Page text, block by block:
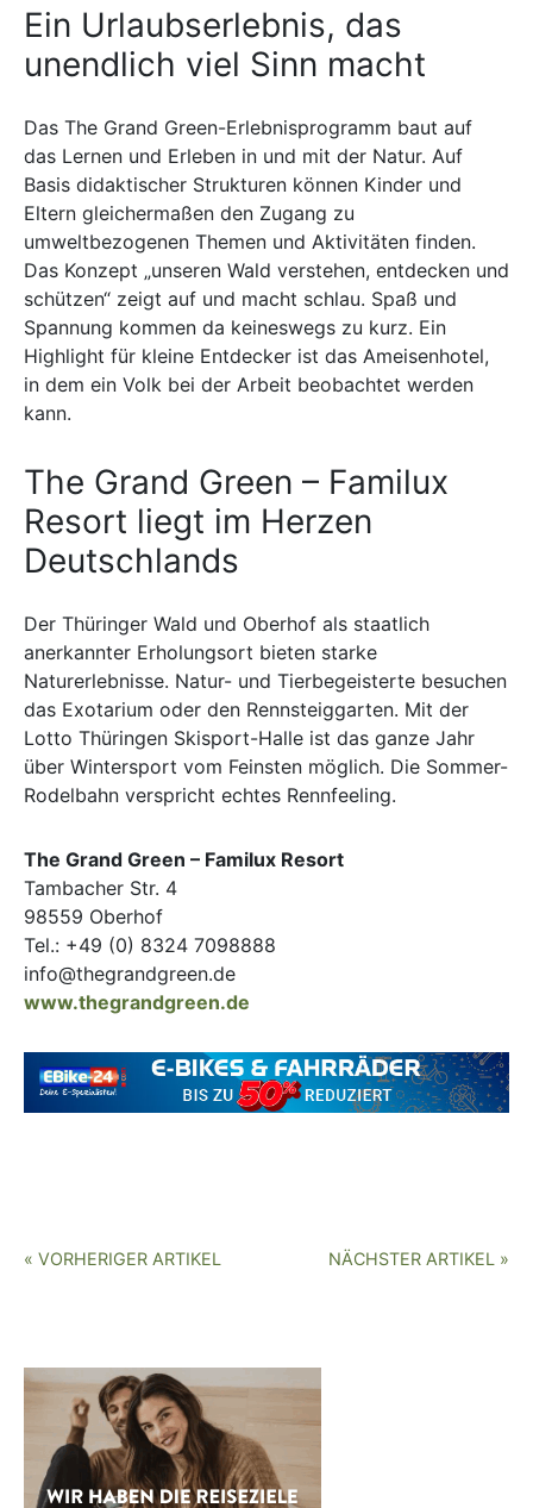
Ein Urlaubserlebnis, das
unendlich viel Sinn macht
Das The Grand Green-Erlebnisprogramm baut auf
das Lernen und Erleben in und mit der Natur. Auf
Basis didaktischer Strukturen können Kinder und
Eltern gleichermaßen den Zugang zu
umweltbezogenen Themen und Aktivitäten finden.
Das Konzept „unseren Wald verstehen, entdecken und
schützen“ zeigt auf und macht schlau. Spaß und
Spannung kommen da keineswegs zu kurz. Ein
Highlight für kleine Entdecker ist das Ameisenhotel,
in dem ein Volk bei der Arbeit beobachtet werden
kann.
The Grand Green – Familux
Resort liegt im Herzen
Deutschlands
Der Thüringer Wald und Oberhof als staatlich
anerkannter Erholungsort bieten starke
Naturerlebnisse. Natur- und Tierbegeisterte besuchen
das Exotarium oder den Rennsteiggarten. Mit der
Lotto Thüringen Skisport-Halle ist das ganze Jahr
über Wintersport vom Feinsten möglich. Die Sommer-
Rodelbahn verspricht echtes Rennfeeling.
The Grand Green – Familux Resort
Tambacher Str. 4
98559 Oberhof
Tel.: +49 (0) 8324 7098888
info@thegrandgreen.de
www.thegrandgreen.de
NÄCHSTER ARTIKEL »
« VORHERIGER ARTIKEL